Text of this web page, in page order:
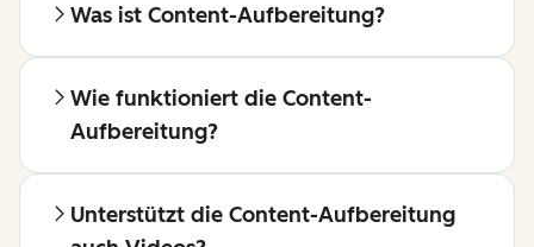
Was ist Content-Aufbereitung?
Wie funktioniert die Content-
Aufbereitung?
Unterstützt die Content-Aufbereitung